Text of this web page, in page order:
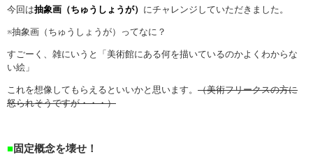
今回は抽象画（ちゅうしょうが） にチャレンジしていただきました。
※抽象画（ちゅうしょうが）ってなに？
すごーく、雑にいうと「美術館にある何を描いているのかよくわからな
い絵」
これを想像してもらえるといいかと思います。 （美術フリークスの方に
怒られそうですが・・・）
■固定概念を壊せ！